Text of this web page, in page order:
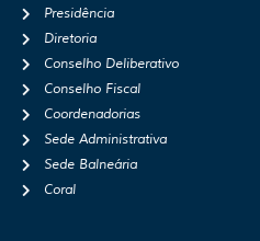
Presidência
Diretoria
Conselho Deliberativo
Conselho Fiscal
Coordenadorias
Sede Administrativa
Sede Balneária
Coral